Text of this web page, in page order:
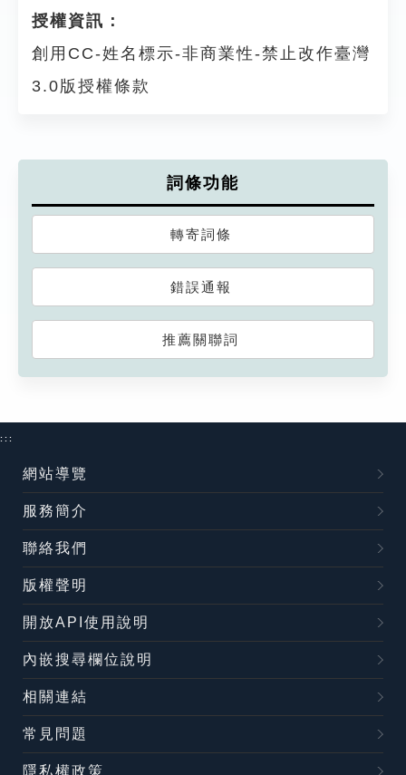
授權資訊：
創用CC-姓名標示-非商業性-禁止改作臺灣
3.0版授權條款
詞條功能
轉寄詞條
錯誤通報
推薦關聯詞
:::
網站導覽
服務簡介
聯絡我們
版權聲明
開放API使用說明
內嵌搜尋欄位說明
相關連結
常見問題
隱私權政策